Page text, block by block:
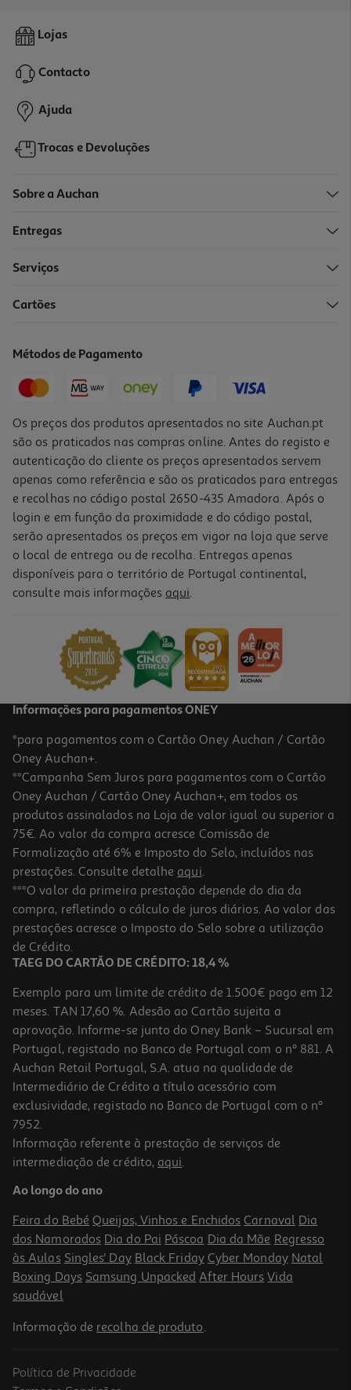
Snacks Para Gato Auchan Adulto Régal' Cat Higiene Dental 60g
0,94 €
4.8
Snacks Para Gato Dentalife Higiene Oral 140g
Lojas
Contacto
Ajuda
Trocas e Devoluções
Sobre a Auchan
Entregas
Serviços
Cartões
Métodos de Pagamento
Os preços dos produtos apresentados no site Auchan.pt
são os praticados nas compras online. Antes do registo e
autenticação do cliente os preços apresentados servem
apenas como referência e são os praticados para entregas
e recolhas no código postal 2650-435 Amadora. Após o
login e em função da proximidade e do código postal,
serão apresentados os preços em vigor na loja que serve
o local de entrega ou de recolha. Entregas apenas
disponíveis para o território de Portugal continental,
consulte mais informações aqui.
Informações para pagamentos ONEY
*para pagamentos com o Cartão Oney Auchan / Cartão
Oney Auchan+.
**Campanha Sem Juros para pagamentos com o Cartão
Oney Auchan / Cartão Oney Auchan+, em todos os
produtos assinalados na Loja de valor igual ou superior a
75€. Ao valor da compra acresce Comissão de
Formalização até 6% e Imposto do Selo, incluídos nas
prestações. Consulte detalhe aqui.
***O valor da primeira prestação depende do dia da
compra, refletindo o cálculo de juros diários. Ao valor das
prestações acresce o Imposto do Selo sobre a utilização
de Crédito.
TAEG DO CARTÃO DE CRÉDITO: 18,4 %
Exemplo para um limite de crédito de 1.500€ pago em 12
meses. TAN 17,60 %. Adesão ao Cartão sujeita a
aprovação. Informe-se junto do Oney Bank – Sucursal em
Portugal, registado no Banco de Portugal com o nº 881. A
Auchan Retail Portugal, S.A. atua na qualidade de
Intermediário de Crédito a título acessório com
exclusividade, registado no Banco de Portugal com o nº
7952.
Informação referente à prestação de serviços de
intermediação de crédito, aqui.
Ao longo do ano
Feira do Bebé Queijos, Vinhos e Enchidos Carnaval Dia
dos Namorados Dia do Pai Páscoa Dia da Mãe Regresso
às Aulas Singles' Day Black Friday Cyber Monday Natal
Boxing Days Samsung Unpacked After Hours Vida
saudável
Informação de recolha de produto.
Política de Privacidade